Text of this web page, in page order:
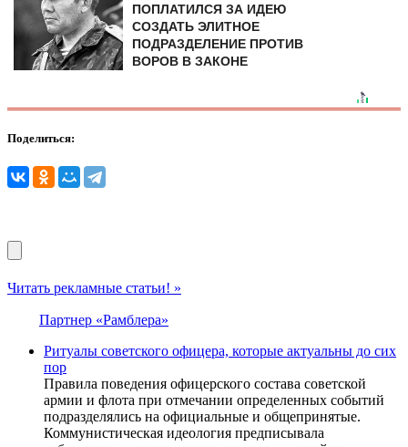
ПОПЛАТИЛСЯ ЗА ИДЕЮ
СОЗДАТЬ ЭЛИТНОЕ
ПОДРАЗДЕЛЕНИЕ ПРОТИВ
ВОРОВ В ЗАКОНЕ
Поделиться:
Читать рекламные статьи! »
Партнер «Рамблера»
Ритуалы советского офицера, которые актуальны до сих
пор
Правила поведения офицерского состава советской
армии и флота при отмечании определенных событий
подразделялись на официальные и общепринятые.
Коммунистическая идеология предписывала